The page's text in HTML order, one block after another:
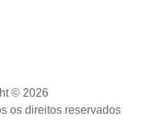
© 2026
os direitos reservados